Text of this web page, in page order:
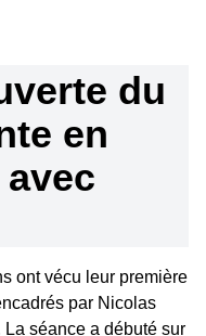
du
en
ont vécu leur première
par Nicolas
séance a débuté sur